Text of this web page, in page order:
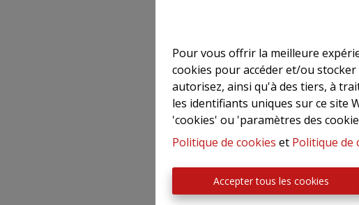
Pour vous offrir la meilleure
cookies pour accéder et/ou
autorisez, ainsi qu'à des tiers, à
les identifiants uniques sur ce site
'cookies' ou 'paramètres des
Politique de cookies et Politique de
Accepter tous les cookies